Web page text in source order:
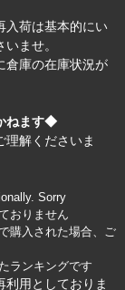
入荷は基本的にい
ませ。
倉庫の在庫状況が
ねます◆
理解くださいま
Sorry
おりません
購入された場合、ご
ランキングです
用としておりま